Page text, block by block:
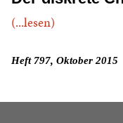
(...lesen)
Heft 797, Oktober 2015